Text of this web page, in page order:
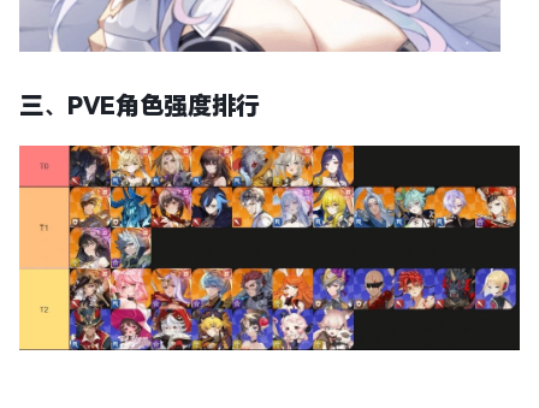
三、PVE角色强度排行